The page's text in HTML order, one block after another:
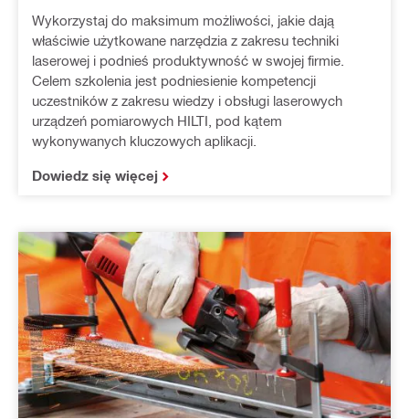
Wykorzystaj do maksimum możliwości, jakie dają
właściwie użytkowane narzędzia z zakresu techniki
laserowej i podnieś produktywność w swojej firmie.
Celem szkolenia jest podniesienie kompetencji
uczestników z zakresu wiedzy i obsługi laserowych
urządzeń pomiarowych HILTI, pod kątem
wykonywanych kluczowych aplikacji.
Dowiedz się więcej